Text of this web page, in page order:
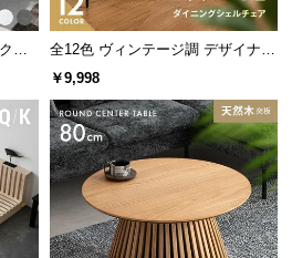
フ
掛
全12色 ヴィンテージ調 デザイナー
ズシェルチェア
￥9,998